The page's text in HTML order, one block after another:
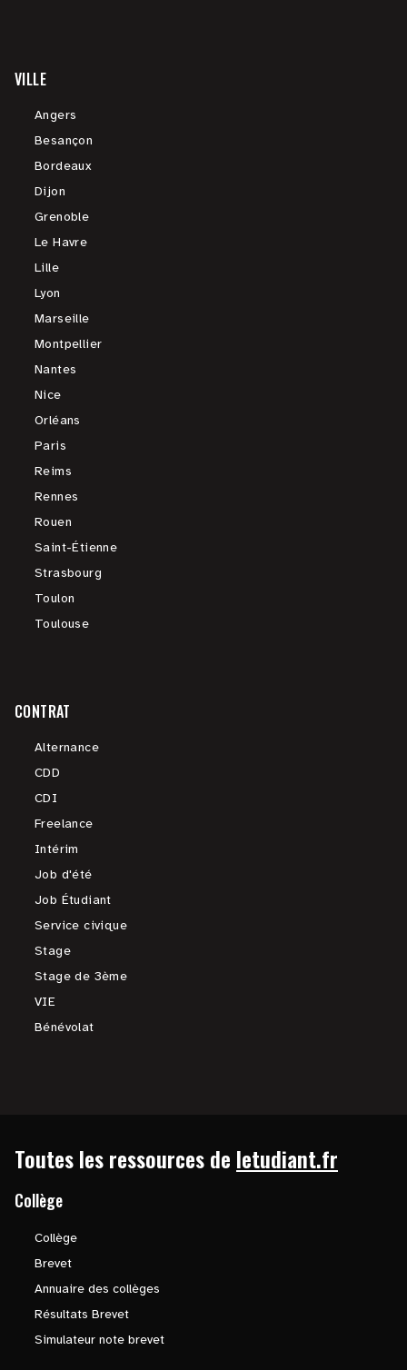
VILLE
Angers
Besançon
Bordeaux
Dijon
Grenoble
Le Havre
Lille
Lyon
Marseille
Montpellier
Nantes
Nice
Orléans
Paris
Reims
Rennes
Rouen
Saint-Étienne
Strasbourg
Toulon
Toulouse
CONTRAT
Alternance
CDD
CDI
Freelance
Intérim
Job d'été
Job Étudiant
Service civique
Stage
Stage de 3ème
VIE
Bénévolat
Toutes les ressources de letudiant.fr
Collège
Collège
Brevet
Annuaire des collèges
Résultats Brevet
Simulateur note brevet